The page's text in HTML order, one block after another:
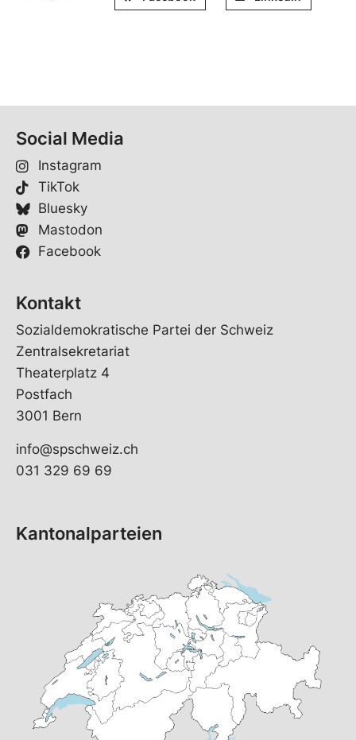
Social Media
Instagram
TikTok
Bluesky
Mastodon
Facebook
Kontakt
Sozialdemokratische Partei der Schweiz
Zentralsekretariat
Theaterplatz 4
Postfach
3001 Bern
info@spschweiz.ch
031 329 69 69
Kantonalparteien